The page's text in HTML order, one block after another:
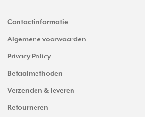
Contactinformatie
Algemene voorwaarden
Privacy Policy
Betaalmethoden
Verzenden & leveren
Retourneren